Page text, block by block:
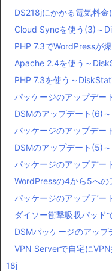
DS218jにかかる電気料
Cloud Syncを使う(3)～
PHP 7.3でWordPressが
Apache 2.4を使う～
PHP 7.3を使う～
パッケージのアップデー
DSMのアップデート(6)
パッケージのアップデー
DSMのアップデート(5)
パッケージのアップデー
WordPressの4から5への
パッケージのアップデー
ダイソー衝撃吸収パッド
DSMパッケージのアッ
VPN Serverで自宅に
18j